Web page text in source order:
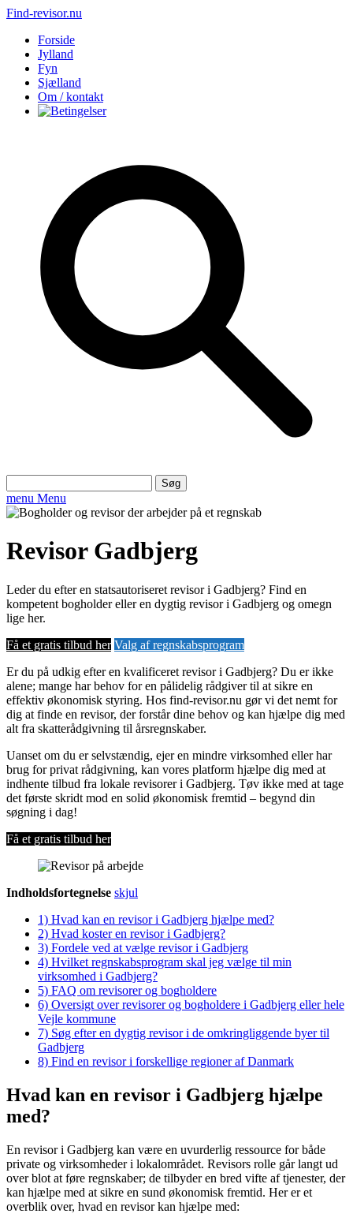
Find-revisor.nu
Forside
Jylland
Fyn
Sjælland
Om / kontakt
efter:
menu Menu
Revisor Gadbjerg
Leder du efter en statsautoriseret revisor i Gadbjerg? Find en
kompetent bogholder eller en dygtig revisor i Gadbjerg og omegn
lige her.
Få et gratis tilbud her Valg af regnskabsprogram
Er du på udkig efter en kvalificeret revisor i Gadbjerg? Du er ikke
alene; mange har behov for en pålidelig rådgiver til at sikre en
effektiv økonomisk styring. Hos find-revisor.nu gør vi det nemt for
dig at finde en revisor, der forstår dine behov og kan hjælpe dig med
alt fra skatterådgivning til årsregnskaber.
Uanset om du er selvstændig, ejer en mindre virksomhed eller har
brug for privat rådgivning, kan vores platform hjælpe dig med at
indhente tilbud fra lokale revisorer i Gadbjerg. Tøv ikke med at tage
det første skridt mod en solid økonomisk fremtid – begynd din
søgning i dag!
Få et gratis tilbud her
Indholdsfortegnelse skjul
1) Hvad kan en revisor i Gadbjerg hjælpe med?
2) Hvad koster en revisor i Gadbjerg?
3) Fordele ved at vælge revisor i Gadbjerg
4) Hvilket regnskabsprogram skal jeg vælge til min
virksomhed i Gadbjerg?
5) FAQ om revisorer og bogholdere
6) Oversigt over revisorer og bogholdere i Gadbjerg eller hele
Vejle kommune
7) Søg efter en dygtig revisor i de omkringliggende byer til
Gadbjerg
8) Find en revisor i forskellige regioner af Danmark
Hvad kan en revisor i Gadbjerg hjælpe
med?
En revisor i Gadbjerg kan være en uvurderlig ressource for både
private og virksomheder i lokalområdet. Revisors rolle går langt ud
over blot at føre regnskaber; de tilbyder en bred vifte af tjenester, der
kan hjælpe med at sikre en sund økonomisk fremtid. Her er et
overblik over, hvad en revisor kan hjælpe med: